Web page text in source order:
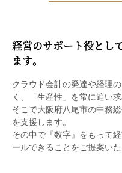
経営のサポート役とし
ます。
クラウド会計の発達や経理
く、「生産性」を常に追い
そこで大阪府八尾市の中務
を支援します。
その中で『数字』をもって
ールできることをご提案いた